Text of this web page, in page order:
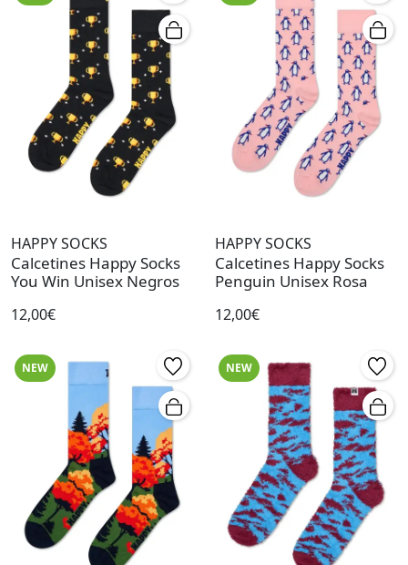
HAPPY SOCKS
Calcetines Happy Socks
You Win Unisex Negros
12,00€
HAPPY SOCKS
Calcetines Happy Socks
Penguin Unisex Rosa
12,00€
NEW NEW